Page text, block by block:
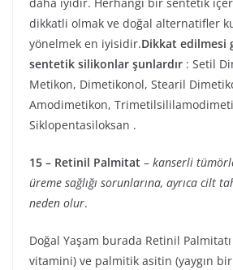
dikkatli olmak ve doğal alternatifler
yönelmek en iyisidir.Dikkat edilmesi
sentetik silikonlar şunlardır : Setil
Metikon, Dimetikonol, Stearil
Amodimetikon,
Siklopentasiloksan .
15 – Retinil Palmitat – kanserli
üreme sağlığı sorunlarına, ayrıca cilt
neden olur.
Doğal Yaşam burada Retinil
vitamini) ve palmitik asitin (yaygın